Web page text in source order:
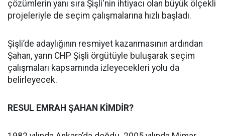
çözümlerin yanı sıra Şişli'nin ihtiyacı olan büyük ölçekli
projeleriyle de seçim çalışmalarına hızlı başladı.
Şişli’de adaylığının resmiyet kazanmasının ardından
Şahan, yarın CHP Şişli örgütüyle buluşarak seçim
çalışmaları kapsamında izleyecekleri yolu da
belirleyecek.
RESUL EMRAH ŞAHAN KİMDİR?